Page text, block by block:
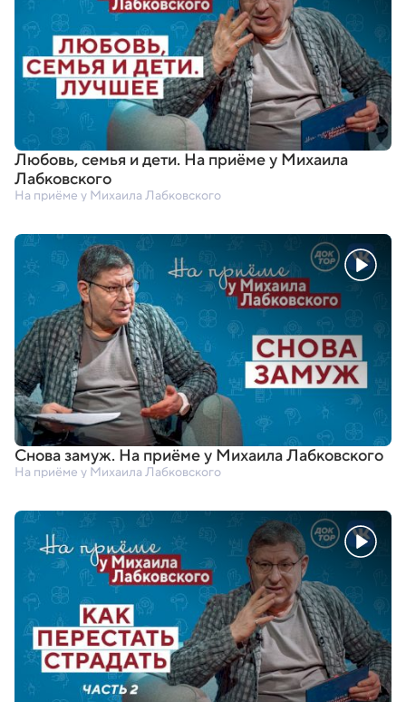
Любовь,семья и дети. На приёме у Михаила
Лабковского
На приёме у Михаила Лабковского
Снова замуж. На приёме у Михаила Лабковского
На приёме у Михаила Лабковского